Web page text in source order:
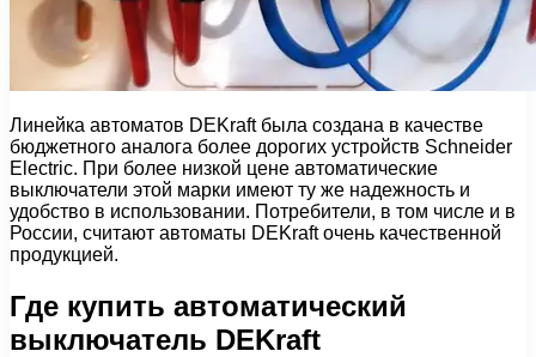
Линейка автоматов DEKraft была создана в качестве
бюджетного аналога более дорогих устройств Schneider
Electric. При более низкой цене автоматические
выключатели этой марки имеют ту же надежность и
удобство в использовании. Потребители, в том числе и в
России, считают автоматы DEKraft очень качественной
продукцией.
Где купить автоматический
выключатель DEKraft